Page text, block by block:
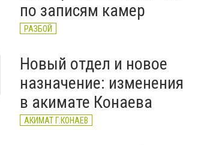
судовладельцев
привлечены к
ответственности
по записям камер
РАЗБОЙ
Новый отдел и новое
назначение: изменения
в акимате Конаева
АКИМАТ Г.КОНАЕВ